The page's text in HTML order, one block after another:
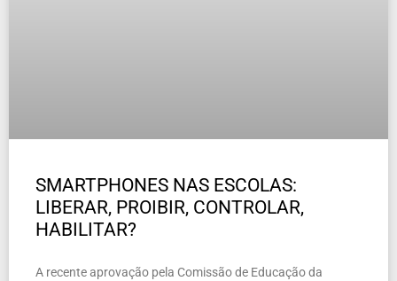
SMARTPHONES NAS ESCOLAS:
LIBERAR, PROIBIR, CONTROLAR,
HABILITAR?
A recente aprovação pela Comissão de Educação da